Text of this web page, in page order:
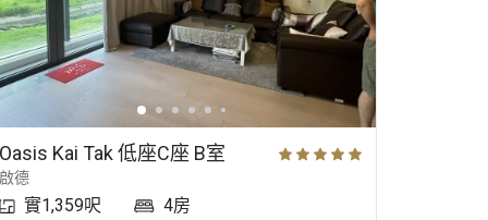
Oasis Kai Tak 低座C座 B室
啟德
實1,359呎 4房